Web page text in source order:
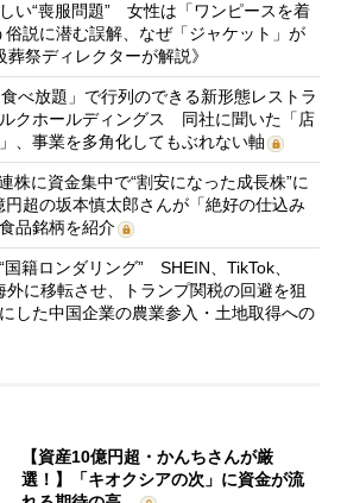
い“喪服問題” 女性は「ワンピースを着
説に潜む誤解、なぜ「ジャケット」が
祭ディレクターが解説》
食べ放題」で行列のできる新形態レストラ
クホールディングス 同社に聞いた「店
、事業を多角化してもぶれない軸
株に資金集中で“割安になった成長株”に
超の坂本慎太郎さんが「絶好の仕込み
品銘柄を紹介
籍ロンダリング” SHEIN、TikTok、
に移転させ、トランプ関税の回避を狙
した中国企業の農業参入・土地取得への
【資産10億円超・かんちさんが厳
選！】「キオクシアの次」に資金が流